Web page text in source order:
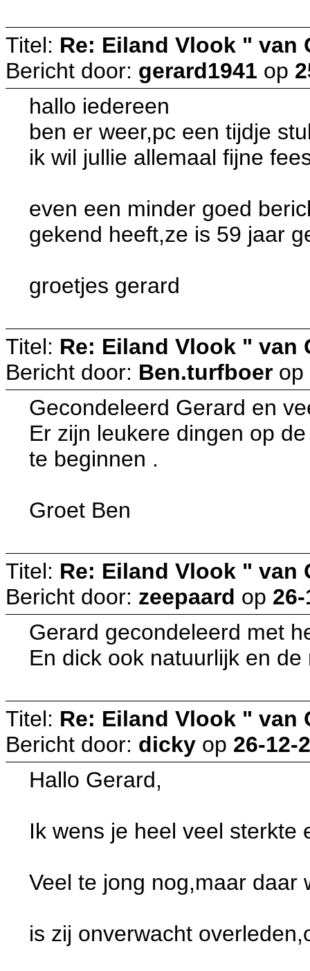
Titel: Re: Eiland Vlook " van
Bericht door: gerard1941 op
hallo iedereen
ben er weer,pc een tijdje
ik wil jullie allemaal fijne
even een minder goed
gekend heeft,ze is 59 jaar
groetjes gerard
Titel: Re: Eiland Vlook " van
Bericht door: Ben.turfboer op
Gecondeleerd Gerard en
Er zijn leukere dingen op
te beginnen .
Groet Ben
Titel: Re: Eiland Vlook " van
Bericht door: zeepaard op
Gerard gecondeleerd met
En dick ook natuurlijk en
Titel: Re: Eiland Vlook " van
Bericht door: dicky op 26-12-
Hallo Gerard,
Ik wens je heel veel sterkte
Veel te jong nog,maar daar
is zij onverwacht